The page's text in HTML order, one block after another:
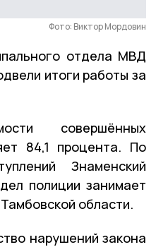
Фото: Виктор Мордовин
отдела МВД
итоги работы за
совершённых
84,1 процента. По
Знаменский
полиции занимает
области.
нарушений закона